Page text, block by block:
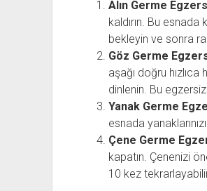
Alın Germe
kaldırın. Bu esnada
bekleyin ve sonra
Göz Germe
aşağı doğru
dinlenin. Bu
Yanak Germe
esnada
Çene Germe
kapatın. Çenenizi
10 kez